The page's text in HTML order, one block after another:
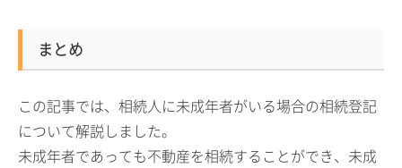
まとめ
この記事では、相続人に未成年者がいる場合の相続登記
について解説しました。
未成年者であっても不動産を相続することができ、未成